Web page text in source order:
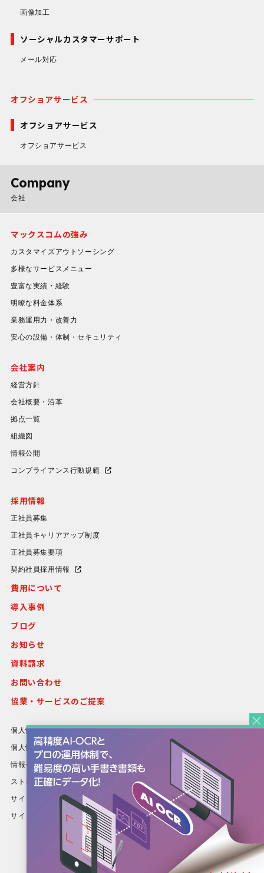
画像加工
ソーシャルカスタマーサポート
メール対応
オフショアサービス
オフショアサービス
オフショアサービス
Company
会社
マックスコムの強み
カスタマイズアウトソーシング
多様なサービスメニュー
豊富な実績・経験
明瞭な料金体系
業務運用力・改善力
安心の設備・体制・セキュリティ
会社案内
経営方針
会社概要・沿革
拠点一覧
組織図
情報公開
コンプライアンス行動規範
採用情報
正社員募集
正社員キャリアアップ制度
正社員募集要項
契約社員採用情報
費用について
導入事例
ブログ
お知らせ
資料請求
お問い合わせ
協業・サービスのご提案
個人情報保護方針
個人情報等の取り扱いについて
情報セキュリティ方針
ストレスチェック基本方針
サイトポリシー
サイトマップ